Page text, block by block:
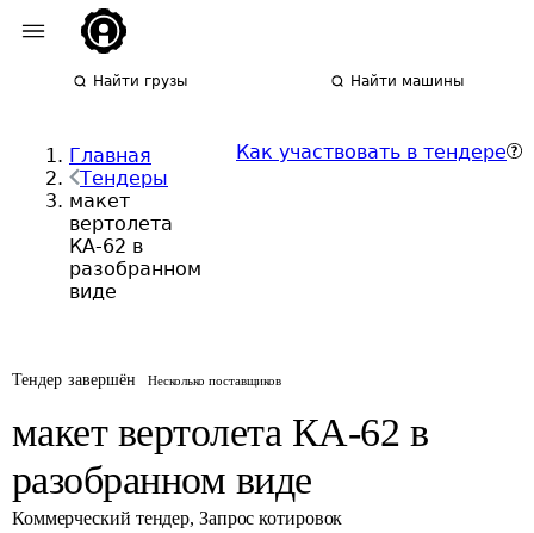
Найти грузы Найти машины
Главная
Тендеры
макет
вертолета
КА-62 в
разобранном
виде
Как участвовать в тендере
Тендер завершён Несколько поставщиков
макет вертолета КА-62 в
разобранном виде
Коммерческий тендер, Запрос котировок